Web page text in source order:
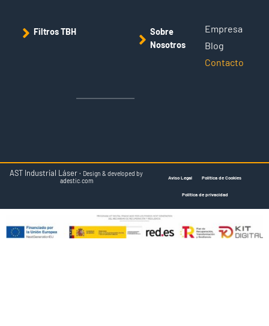
Filtros TBH
Sobre
Nosotros
Empresa
Blog
Contacto
AST Industrial Láser · Design & developed by
adestic.com
Aviso Legal Política de Cookies
Política de privacidad